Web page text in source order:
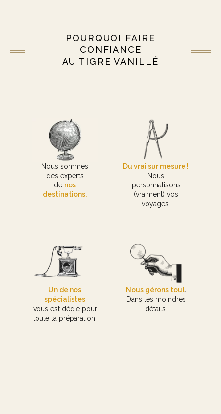
POURQUOI FAIRE
CONFIANCE
AU TIGRE VANILLÉ
Nous sommes
des experts
de nos
destinations.
Du vrai sur mesure !
Nous
personnalisons
(vraiment) vos
voyages.
Un de nos
spécialistes
vous est dédié pour
toute la préparation.
Nous gérons tout.
Dans les moindres
détails.